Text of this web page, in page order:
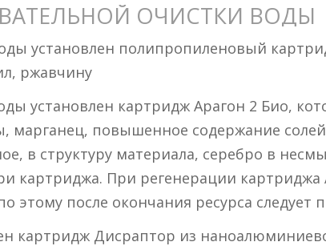
ОЧИСТКИ ВОДЫ
установлен полипропиленовый
ржавчину
установлен картридж Арагон 2 Био,
марганец, повышенное содержание солей
в структуру материала, серебро в
картриджа. При регенерации картриджа
этому после окончания ресурса следует
картридж Дисраптор из